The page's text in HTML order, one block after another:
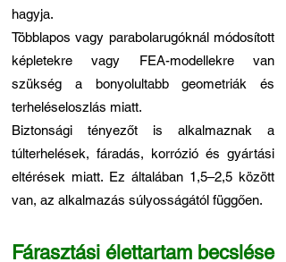
hagyja.
Többlapos vagy parabolarugóknál módosított
képletekre vagy FEA-modellekre van
szükség a bonyolultabb geometriák és
terheléseloszlás miatt.
Biztonsági tényezőt is alkalmaznak a
túlterhelések, fáradás, korrózió és gyártási
eltérések miatt. Ez általában 1,5–2,5 között
van, az alkalmazás súlyosságától függően.
Fárasztási élettartam becslése